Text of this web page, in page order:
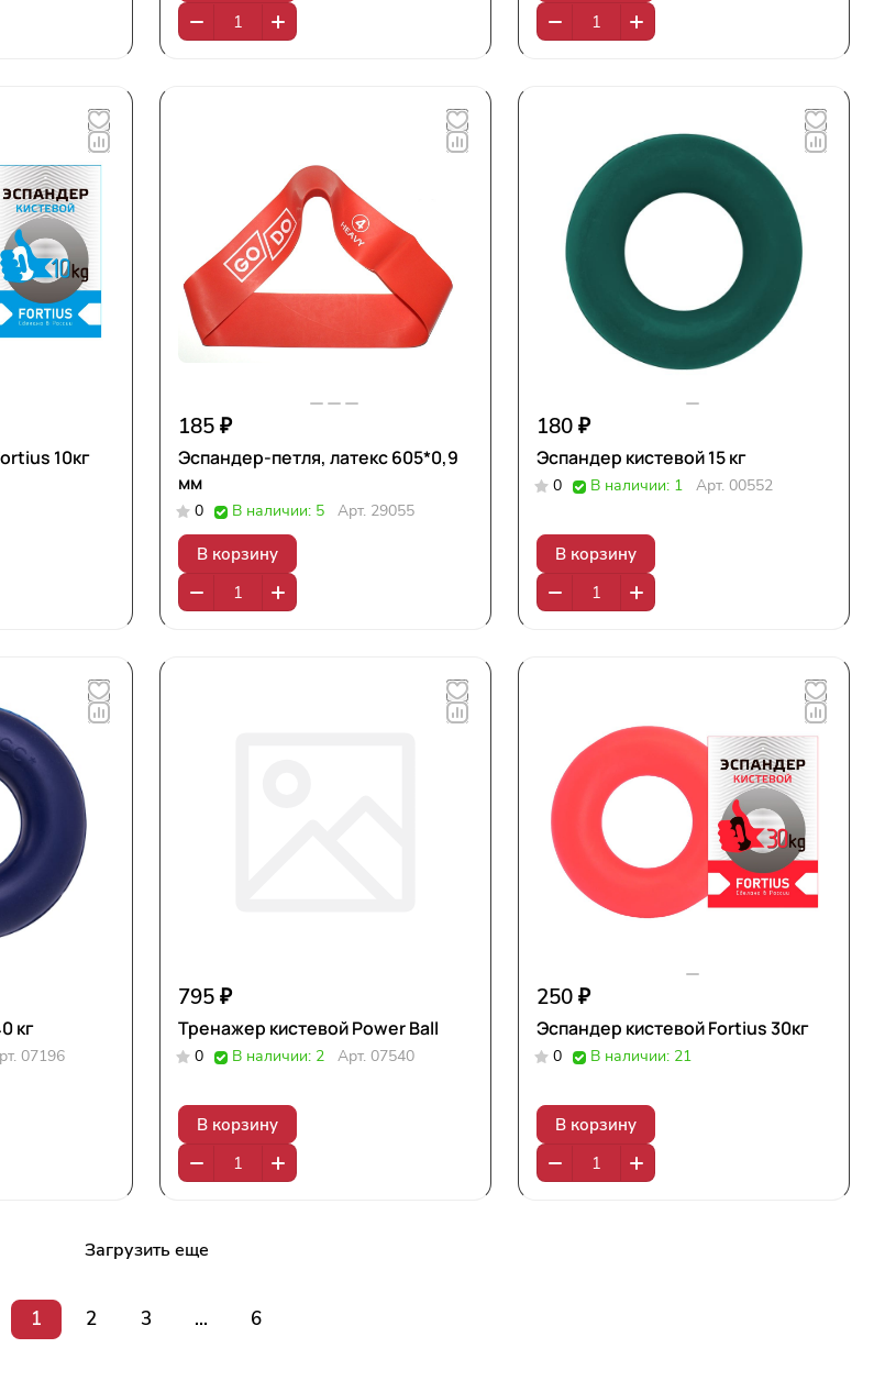
10кг
185 ₽
Эспандер-петля, латекс 605*0,9
мм
0 В наличии: 5 Арт. 29055
В корзину
180 ₽
Эспандер кистевой 15 кг
0 В наличии: 1 Арт. 00552
В корзину
кг
07196
795 ₽
Тренажер кистевой Power Ball
0 В наличии: 2 Арт. 07540
В корзину
250 ₽
Эспандер кистевой Fortius 30кг
0 В наличии: 21
В корзину
Загрузить еще
1 2 3 ... 6